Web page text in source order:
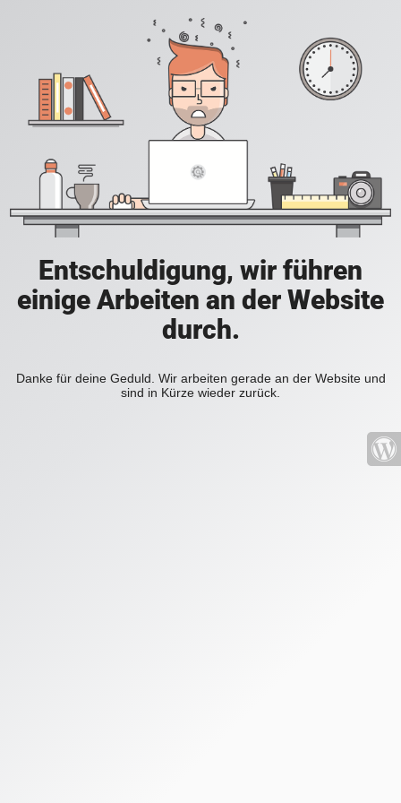
Entschuldigung, wir führen
einige Arbeiten an der Website
durch.
Danke für deine Geduld. Wir arbeiten gerade an der Website und
sind in Kürze wieder zurück.